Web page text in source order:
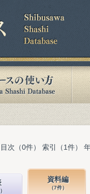
次（0件） 索引（1件）
資料編
（7件）